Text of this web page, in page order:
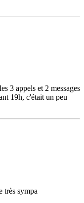
3 appels et 2 messages
19h, c'était un peu
très sympa